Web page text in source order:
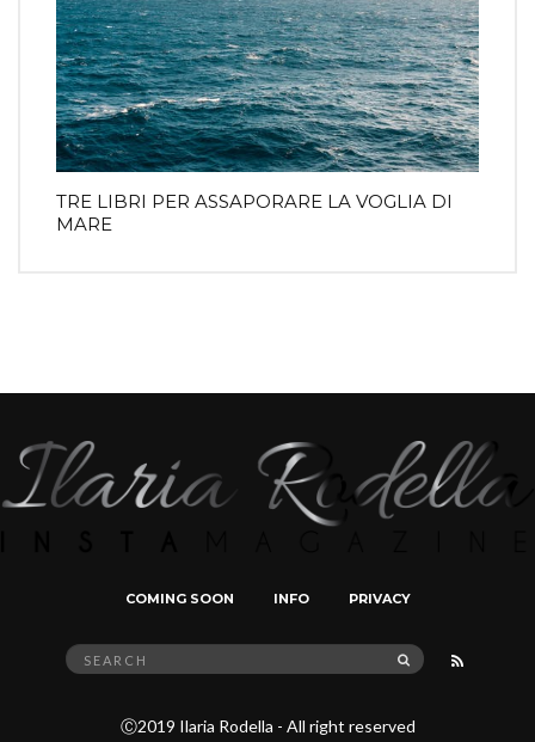
TRE LIBRI PER ASSAPORARE LA VOGLIA DI
MARE
COMING SOON INFO PRIVACY
Search
for:
SEARCH
Ⓒ2019 Ilaria Rodella - All right reserved